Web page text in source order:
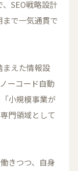
SEO戦略設計
で一気通貫で
えた情報設
ーコード自動
小規模事業が
門領域として
きつつ、自身